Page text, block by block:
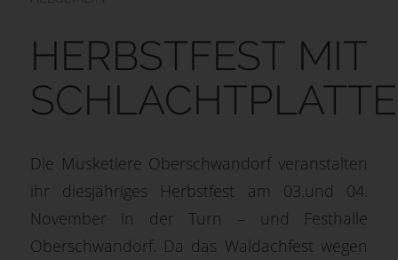
HERBSTFEST MIT
SCHLACHTPLATTE
Die Musketiere Oberschwandorf veranstalten
ihr diesjähriges Herbstfest am 03.und 04.
November in der Turn – und Festhalle
Oberschwandorf. Da das Waldachfest wegen